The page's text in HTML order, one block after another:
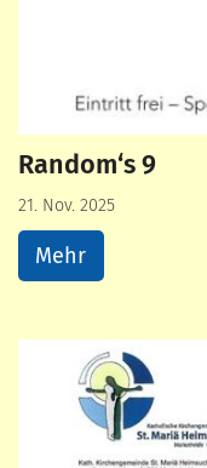
Random‘s 9
21. Nov. 2025
Mehr